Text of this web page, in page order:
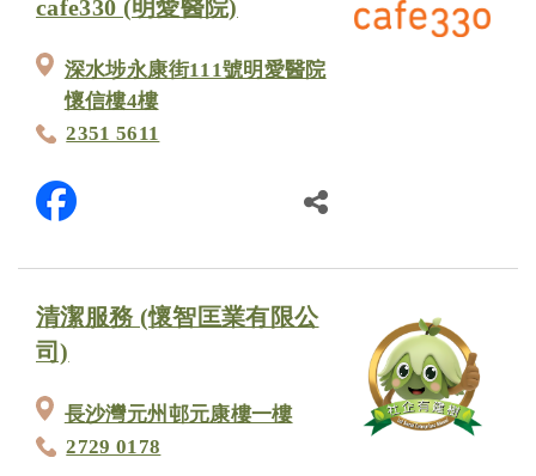
cafe330 (明愛醫院)
深水埗永康街111號明愛醫院
懷信樓4樓
2351 5611
清潔服務 (懷智匡業有限公
司)
長沙灣元州邨元康樓一樓
2729 0178